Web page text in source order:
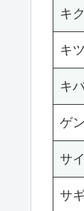
キ
キ
キ
ゲ
サ
サ